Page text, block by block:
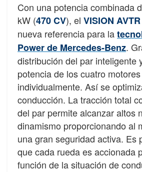
Con una potencia combinada
kW (470 CV), el VISION AVTR
nueva referencia para la
Power de Mercedes-Benz.
distribución del par inteligente
potencia de los cuatro
individualmente. Así se
conducción. La tracción total
del par permite alcanzar altos
dinamismo proporcionando al
una gran seguridad activa. Es
que cada rueda es accionada
función de la situación de